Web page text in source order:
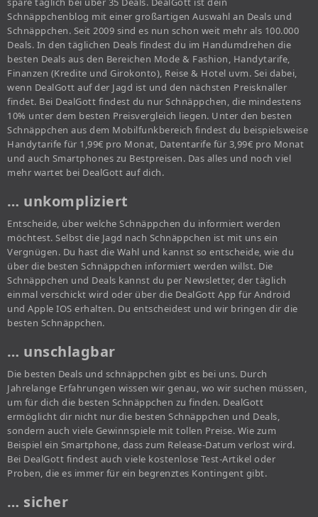
Schnäppchenblog mit einer großartigen Auswahl an Deals und
Schnäppchen. Seit 2009 sind es nun schon weit mehr als 100.000
Deals. In den täglichen Deals findest du im Handumdrehen die
besten Deals aus den Bereichen Mode & Fashion, Handytarife,
Finanzen (Kredite und Girokonto), Reise & Hotel uvm. Sei dabei,
wenn DealGott auf der Jagd ist und den nächsten Preisknaller
findet. Bei DealGott findest du nur Schnäppchen, die mindestens
10% unter dem besten Preisvergleich liegen. Unter den besten
Schnäppchen aus dem Mobilfunkbereich findest du beispielsweise
Handytarife für 1,99€ pro Monat, Datentarife für 3,99€ pro Monat
und auch Smartphones zu Bestpreisen. Das alles und noch viel
mehr wartet bei DealGott auf dich.
… unkompliziert
Entscheide, über welche Schnäppchen du informiert werden
möchtest. Selbst die Jagd nach Schnäppchen ist mit uns ein
Vergnügen. Du hast die Wahl und kannst so entscheide, wie du
über die besten Schnäppchen informiert werden willst. Die
Schnäppchen und Deals kannst du per Newsletter, der täglich
einmal verschickt wird oder über die DealGott App für Android
und Apple IOS erhalten. Du entscheidest und wir bringen dir die
besten Schnäppchen.
… unschlagbar
Die besten Deals und schnäppchen gibt es bei uns. Durch
Jahrelange Erfahrungen wissen wir genau, wo wir suchen müssen,
um für dich die besten Schnäppchen zu finden. DealGott
ermöglicht dir nicht nur die besten Schnäppchen und Deals,
sondern auch viele Gewinnspiele mit tollen Preise. Wie zum
Beispiel ein Smartphone, dass zum Release-Datum verlost wird.
Bei DealGott findest auch viele kostenlose Test-Artikel oder
Proben, die es immer für ein begrenztes Kontingent gibt.
… sicher